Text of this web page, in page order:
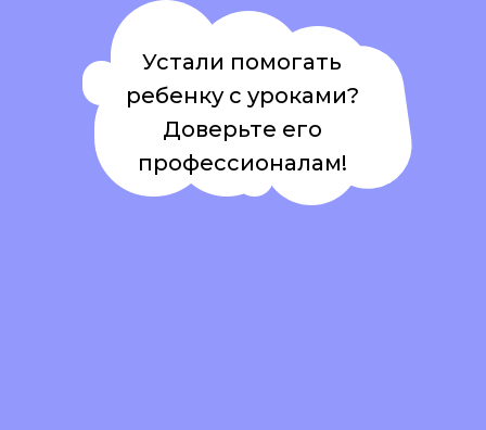
Устали помогать
ребенку с уроками?
Доверьте его
профессионалам!